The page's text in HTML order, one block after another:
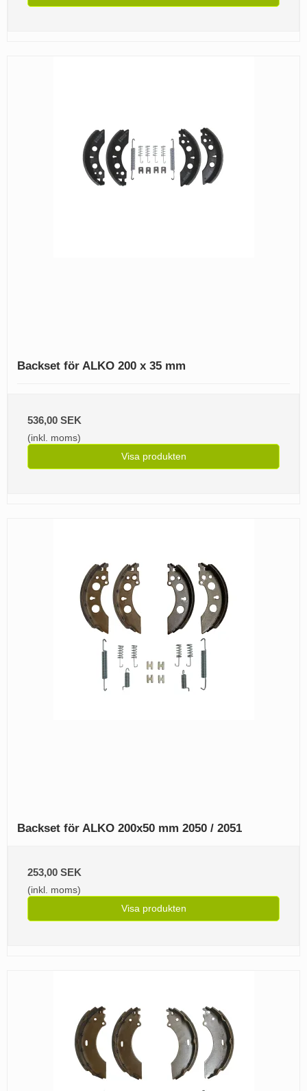
Backset för ALKO 200 x 35 mm
536,00 SEK
(inkl. moms)
Visa produkten
Backset för ALKO 200x50 mm 2050 / 2051
253,00 SEK
(inkl. moms)
Visa produkten